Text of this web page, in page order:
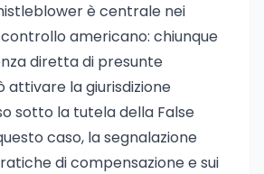
è centrale nei
americano: chiunque
diretta di presunte
attivare la giurisdizione
sotto la tutela della False
caso, la segnalazione
di compensazione e sui